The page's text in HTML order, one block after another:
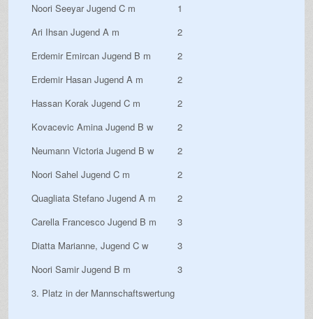
Noori Seeyar Jugend C m
1
Ari Ihsan Jugend A m
2
Erdemir Emircan Jugend B m
2
Erdemir Hasan Jugend A m
2
Hassan Korak Jugend C m
2
Kovacevic Amina Jugend B w
2
Neumann Victoria Jugend B w
2
Noori Sahel Jugend C m
2
Quagliata Stefano Jugend A m
2
Carella Francesco Jugend B m
3
Diatta Marianne, Jugend C w
3
Noori Samir Jugend B m
3
3. Platz in der Mannschaftswertung